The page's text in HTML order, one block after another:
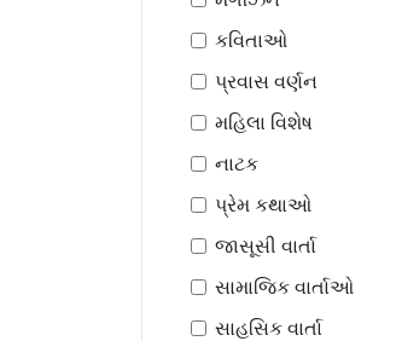
કવિતાઓ
પ્રવાસ વર્ણન
મહિલા વિશેષ
નાટક
પ્રેમ કથાઓ
જાસૂસી વાર્તા
સામાજિક વાર્તાઓ
સાહસિક વાર્તા